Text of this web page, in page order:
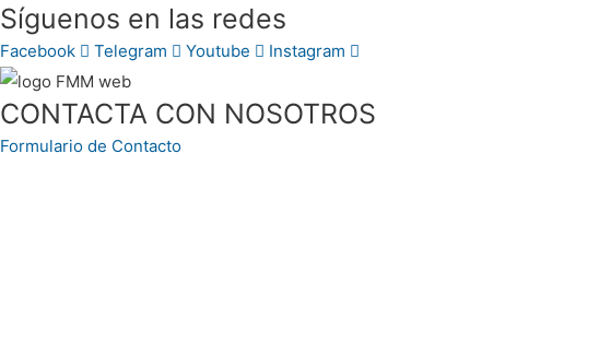
Síguenos en las redes
Facebook Telegram Youtube Instagram
CONTACTA CON NOSOTROS
Formulario de Contacto